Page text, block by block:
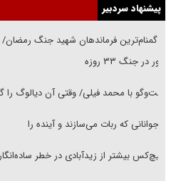
پیشنهاد سردبیر
حضور در جنگ ۳۳ روزه
گفت‌وگو با محمد فیلی/ وقتی آن دیالوگ را
نوجوانانی که ربات می‌سازند و آینده را
هیچ‌کس بیشتر از زیدآبادی در خطر